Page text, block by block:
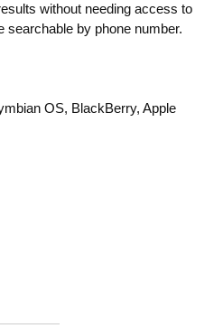
without needing access to
searchable by phone number.
OS, BlackBerry, Apple